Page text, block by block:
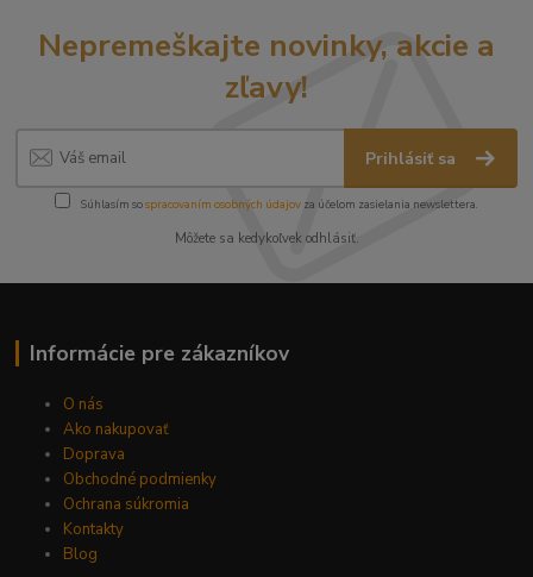
Nepremeškajte novinky, akcie a
zľavy!
Prihlásiť sa
Súhlasím sospracovaním osobných údajov za účelom zasielania newslettera.
Môžete sa kedykoľvek odhlásiť.
Informácie pre zákazníkov
O nás
Ako nakupovať
Doprava
Obchodné podmienky
Ochrana súkromia
Kontakty
Blog